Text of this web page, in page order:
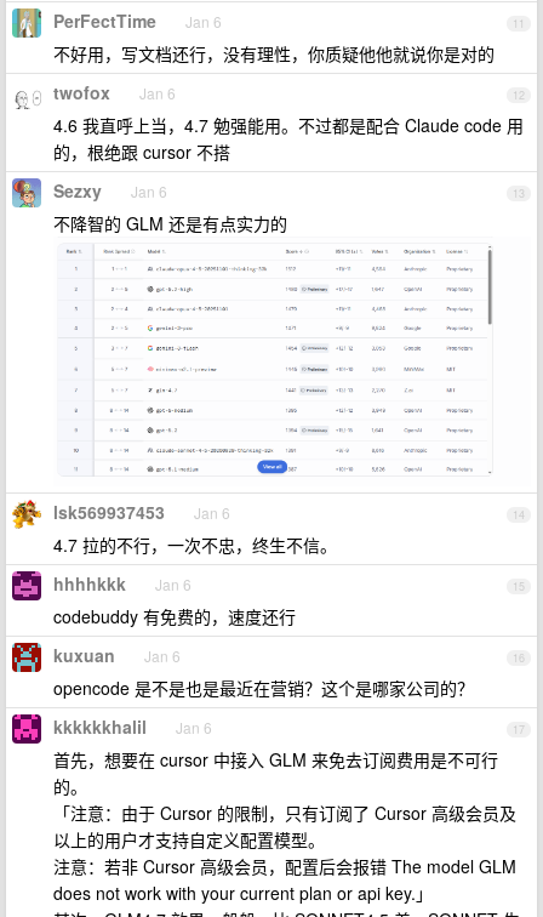
11
PerFectTime Jan 6
不好用，写文档还行，没有理性，你质疑他他就说你是对的
12
twofox Jan 6
4.6 我直呼上当，4.7 勉强能用。不过都是配合 Claude code 用
的，根绝跟 cursor 不搭
13
Sezxy Jan 6
不降智的 GLM 还是有点实力的
14
lsk569937453 Jan 6
4.7 拉的不行，一次不忠，终生不信。
15
hhhhkkk Jan 6
codebuddy 有免费的，速度还行
16
kuxuan Jan 6
opencode 是不是也是最近在营销？这个是哪家公司的？
17
kkkkkkhalil Jan 6
首先，想要在 cursor 中接入 GLM 来免去订阅费用是不可行
的。
「注意：由于 Cursor 的限制，只有订阅了 Cursor 高级会员及
以上的用户才支持自定义配置模型。
注意：若非 Cursor 高级会员，配置后会报错 The model GLM
does not work with your current plan or api key.」